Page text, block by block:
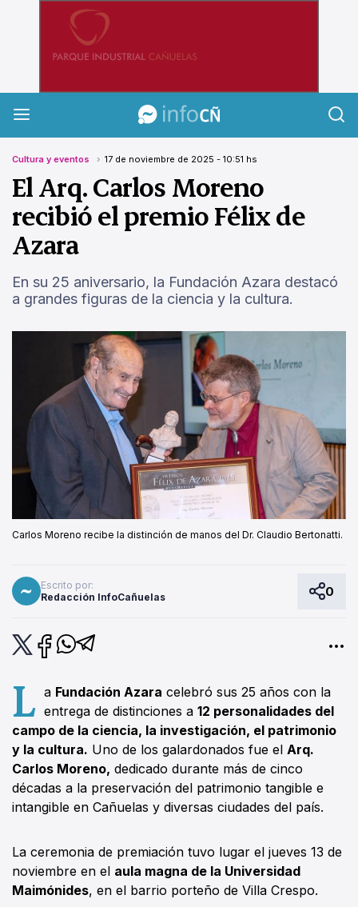
Cultura y eventos 17 de noviembre de 2025 - 10:51 hs
El Arq. Carlos Moreno
recibió el premio Félix de
Azara
En su 25 aniversario, la Fundación Azara destacó
a grandes figuras de la ciencia y la cultura.
Carlos Moreno recibe la distinción de manos del Dr. Claudio Bertonatti.
Escrito por:
Redacción InfoCañuelas
0
L a Fundación Azara celebró sus 25 años con la
entrega de distinciones a12 personalidades del
campo de la ciencia, la investigación, el patrimonio
y la cultura. Uno de los galardonados fue el Arq.
Carlos Moreno, dedicado durante más de cinco
décadas a la preservación del patrimonio tangible e
intangible en Cañuelas y diversas ciudades del país.
La ceremonia de premiación tuvo lugar el jueves 13 de
noviembre en el aula magna de la Universidad
Maimónides, en el barrio porteño de Villa Crespo.